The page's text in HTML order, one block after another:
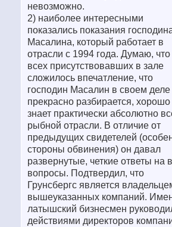
невозможно.
2) наиболее интересными
показались показания
Масалина, который работает в
отрасли с 1994 года. Думаю, что
всех присутствовавших в зале
сложилось впечатление, что
господин Масалин в своем деле
прекрасно разбирается, хорошо
знает практически абсолютно
рыбной отрасли. В отличие от
предыдущих свидетелей
стороны обвинения) он давал
развернутые, четкие ответы на
вопросы. Подтвердил, что
Грунсбергс является
вышеуказанных компаний.
латышский бизнесмен
действиями директоров